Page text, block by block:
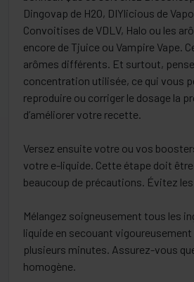
Dingovap de H2O, DIYlicious de
Convoitises de VDLV, Halo ou les
encore de Tjuice ou Vampire Vape.
arômes différents. Et surtout,
concentration utilisée, ce qui vous
reproduire ou corriger le dosage la
d’améliorer votre recette.
Versez ensuite votre ou vos
votre e-liquide. Cette étape doit
beaucoup de précautions. Évitez
Mélangez soigneusement tous les
liquide en secouant
plusieurs minutes. Assurez-vous
homogène.